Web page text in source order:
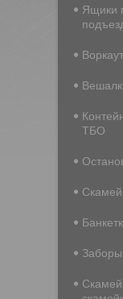
Ящики
ТБО